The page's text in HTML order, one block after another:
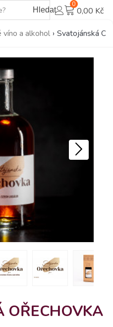
Hledat
0
0,00 Kč
víno a alkohol › Svatojánská
OŘECHOVKA